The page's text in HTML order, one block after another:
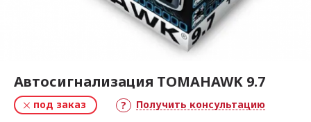
Автосигнализация TOMAHAWK 9.7
под заказ Получить консультацию